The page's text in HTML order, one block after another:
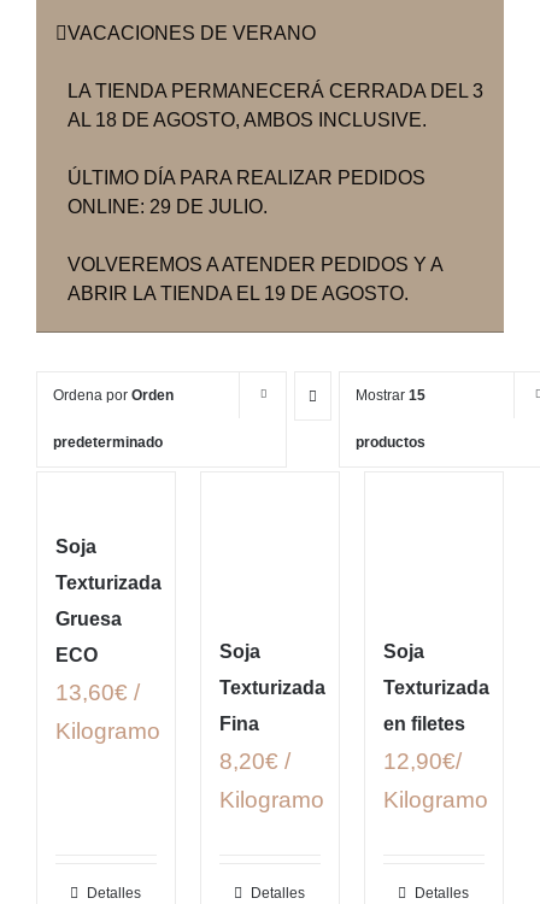
VACACIONES DE VERANO
LA TIENDA PERMANECERÁ CERRADA DEL 3
AL 18 DE AGOSTO, AMBOS INCLUSIVE.
ÚLTIMO DÍA PARA REALIZAR PEDIDOS
ONLINE: 29 DE JULIO.
VOLVEREMOS A ATENDER PEDIDOS Y A
ABRIR LA TIENDA EL 19 DE AGOSTO.
Ordena por Orden
predeterminado
Mostrar 15
productos
Soja
Texturizada
Gruesa
ECO
13,60€ /
Kilogramo
Detalles
Soja
Texturizada
Fina
8,20€ /
Kilogramo
Detalles
Soja
Texturizada
en filetes
12,90€/
Kilogramo
Detalles